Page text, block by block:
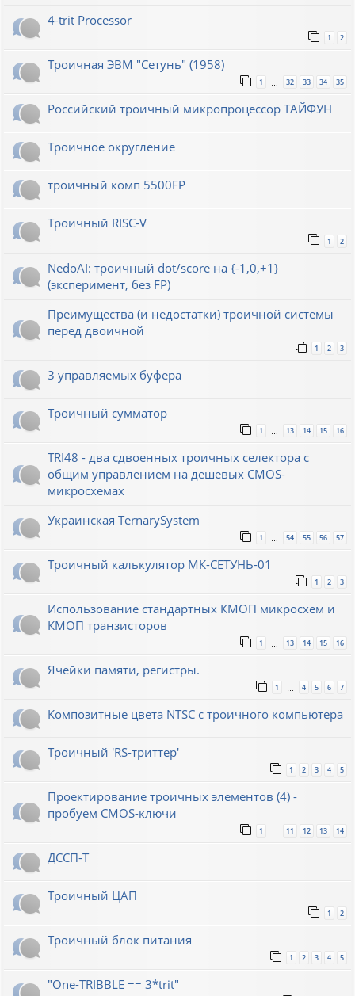
4-trit Processor
1 2
Троичная ЭВМ "Сетунь" (1958)
1 … 32 33 34 35
Российский троичный микропроцессор ТАЙФУН
Троичное округление
троичный комп 5500FP
Троичный RISC-V
1 2
NedoAI: троичный dot/score на {-1,0,+1}
(эксперимент, без FP)
Преимущества (и недостатки) троичной системы
перед двоичной
1 2 3
3 управляемых буфера
Троичный сумматор
1 13 14 15 16
TRI48 - два сдвоенных троичных селектора с
общим управлением на дешёвых CMOS-
микросхемах
Украинская TernarySystem
1 54 55 56 57
Троичный калькулятор МК-СЕТУНЬ-01
1 2 3
Использование стандартных КМОП микросхем и
КМОП транзисторов
1 13 14 15 16
Ячейки памяти, регистры.
1 … 4 5 6 7
Композитные цвета NTSC с троичного компьютера
Троичный 'RS-триттер'
1 2 3 4 5
Проектирование троичных элементов (4) -
пробуем CMOS-ключи
1 … 11 12 13 14
ДССП-Т
Троичный ЦАП
1 2
Троичный блок питания
1 2 3 4 5
"One-TRIBBLE == 3*trit"